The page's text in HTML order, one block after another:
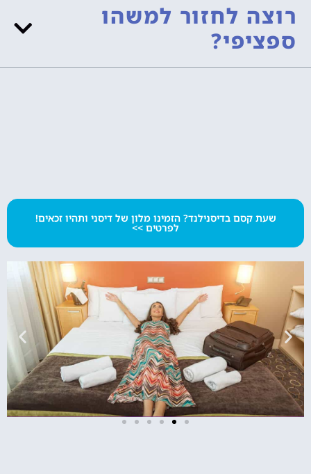
רוצה לחזור למשהו
ספציפי?
שעת קסם בדיסנילנד? הזמינו מלון של דיסני ותהיו זכאים!
לפרטים >>